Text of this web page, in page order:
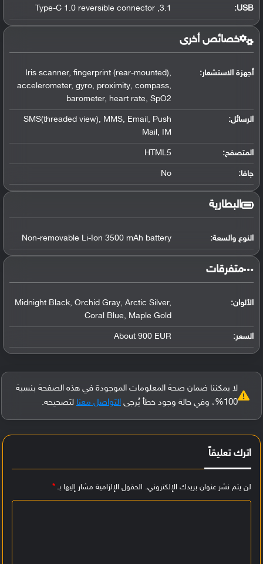
USB
:
3.1, Type-C 1.0 reversible connector
خصائص أخرى
أجهزة الاستشعار:
Iris scanner, fingerprint (rear-mounted),
accelerometer, gyro, proximity, compass,
barometer, heart rate, SpO2
الرسائل:
SMS(threaded view), MMS, Email, Push
Mail, IM
المتصفح: HTML5
جافا: No
البطارية
النوع والسعة: Non-removable Li-Ion 3500 mAh battery
‏متفرقات‏
الألوان:
Midnight Black, Orchid Gray, Arctic Silver,
Coral Blue, Maple Gold
السعر: About 900 EUR
لا يمكننا ضمان صحة المعلومات الموجودة في هذه الصفحة بنسبة
100%، وفي حالة وجود خطأ يُرجى
التواصل معنا لتصحيحه.
اترك تعليقاً
لن يتم نشر عنوان بريدك الإلكتروني. الحقول الإلزامية مشار إليها بـ*